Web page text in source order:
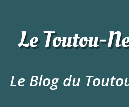
Le Toutou-
Le Blog du